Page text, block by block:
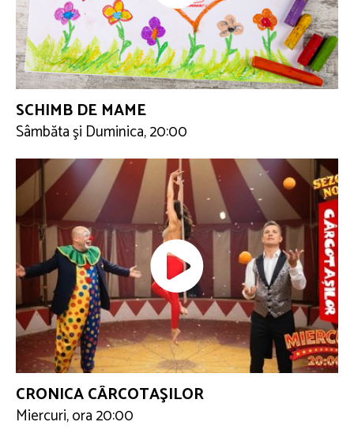
SCHIMB DE MAME
Sâmbăta şi Duminica, 20:00
CRONICA CÂRCOTAŞILOR
Miercuri, ora 20:00